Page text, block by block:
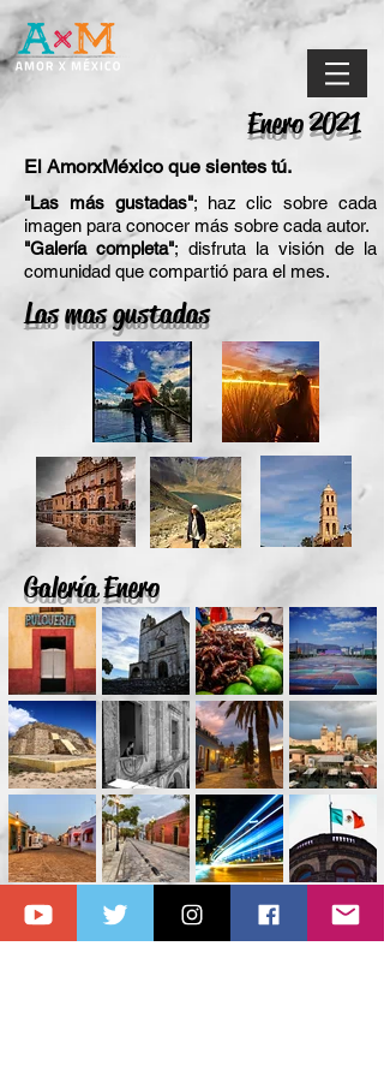
Enero 2021
El AmorxMéxico que sientes tú.
"Las más gustadas"; haz clic sobre cada
imagen para conocer más sobre cada autor.
"Galería completa"; disfruta la visión de la
comunidad que compartió para el mes.
Las mas gustadas
Galería Enero